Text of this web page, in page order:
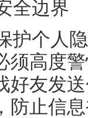
全边界
护个人
须高度
好友发
防止信